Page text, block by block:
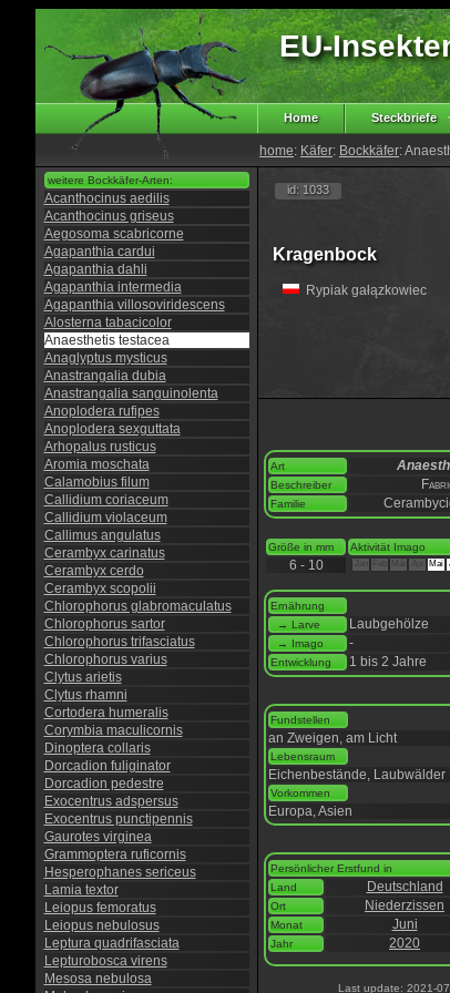
EU-
Home Steckbriefe
home: Käfer: Bockkäfer:
weitere Bockkäfer-Arten:
Acanthocinus aedilis
Acanthocinus griseus
Aegosoma scabricorne
Agapanthia cardui
Agapanthia dahli
Agapanthia intermedia
Agapanthia villosoviridescens
Alosterna tabacicolor
Anaesthetis testacea
Anaglyptus mysticus
Anastrangalia dubia
Anastrangalia sanguinolenta
Anoplodera rufipes
Anoplodera sexguttata
Arhopalus rusticus
Aromia moschata
Calamobius filum
Callidium coriaceum
Callidium violaceum
Callimus angulatus
Cerambyx carinatus
Cerambyx cerdo
Cerambyx scopolii
Chlorophorus glabromaculatus
Chlorophorus sartor
Chlorophorus trifasciatus
Chlorophorus varius
Clytus arietis
Clytus rhamni
Cortodera humeralis
Corymbia maculicornis
Dinoptera collaris
Dorcadion fuliginator
Dorcadion pedestre
Exocentrus adspersus
Exocentrus punctipennis
Gaurotes virginea
Grammoptera ruficornis
Hesperophanes sericeus
Lamia textor
Leiopus femoratus
Leiopus nebulosus
Leptura quadrifasciata
Lepturobosca virens
Mesosa nebulosa
id: 1033
Kragenbock
Rypiak gałązkowiec
Art
Beschreiber
Familie
Größe in mm Aktivität Imago
6 - 10 Apr Mai
Ernährung
→ Larve
Laubgehölze
→ Imago -
Entwicklung 1 bis 2 Jahre
Fundstellen
an Zweigen, am Licht
Lebensraum
Eichenbestände, Laubwälder
Vorkommen
Europa, Asien
Persönlicher Erstfund in
Land
Deutschland
Ort Niederzissen
Monat Juni
Jahr 2020
Last update: 2021-